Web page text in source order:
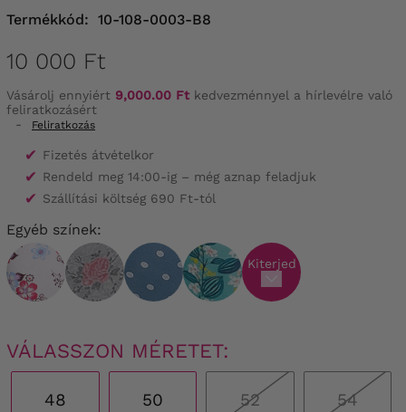
Termékkód: 10-108-0003-B8
10 000 Ft
Vásárolj ennyiért 9,000.00 Ft kedvezménnyel a hírlevélre való
feliratkozásért
-
Feliratkozás
✔ Fizetés átvételkor
✔ Rendeld meg 14:00-ig – még aznap feladjuk
✔ Szállítási költség 690 Ft-tól
Egyéb színek:
Kiterjed
VÁLASSZON MÉRETET:
48 50 52 54